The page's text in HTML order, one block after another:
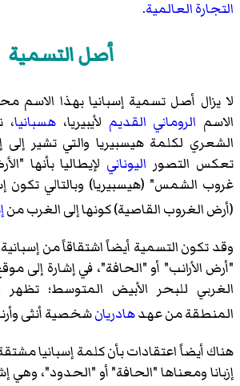
التجارة العالمية.
أصل التسمية
لا يزال أصل تسمية إسبانيا بهذا
الاسم الروماني القديم لأيبيريا، هسبانيا،
الشعري لكلمة هيسبيريا والتي تشير إلى
تعكس التصور اليوناني لإيطاليا بأنها
غروب الشمس" (هيسبيريا) وبالتالي تكون
(أرض الغروب القاصية) كونها إلى الغرب من
وقد تكون التسمية أيضاً اشتقاقاً من إسبانية
"أرض الأرانب" أو "الحافة"، في إشارة إلى
الغربي للبحر الأبيض المتوسط؛ تظهر
المنطقة من عهدهادريانشخصية أنثى
هناك أيضاً اعتقادات بأن كلمة إسبانيا
إزبانا ومعناها "الحافة" أو "الحدود"، وهي